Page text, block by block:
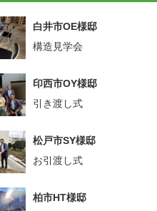
白井市OE様邸
構造見学会
印西市OY様邸
引き渡し式
松戸市SY様邸
お引渡し式
柏市HT様邸